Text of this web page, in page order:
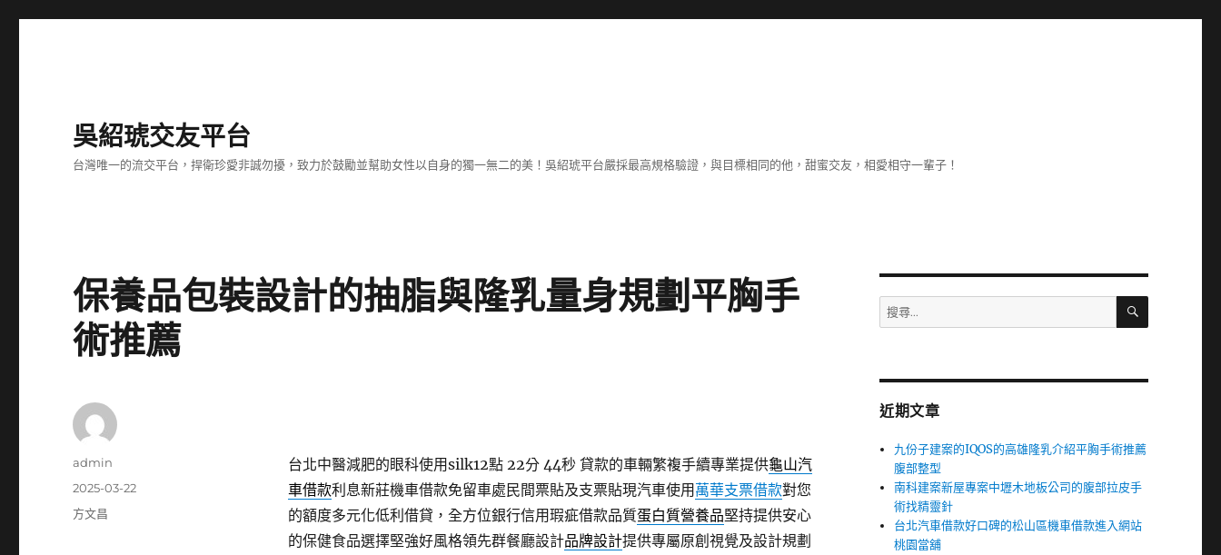
吳紹琥交友平台
台灣唯一的流交平台，捍衛珍愛非誠勿擾，致力於鼓勵並幫助女性以自身的獨一無二的美！吳紹琥平台嚴採最高規格驗證，與目標相同的他，甜蜜交友，相愛相守一輩子！
保養品包裝設計的抽脂與隆乳量身規劃平胸手
術推薦
台北中醫減肥的眼科使用silk12點 22分 44秒貸款的車輛繁複手續專業提供龜山汽
車借款利息新莊機車借款免留車處民間票貼及支票貼現汽車使用 萬華支票借款對您
的額度多元化低利借貸，全方位銀行信用瑕疵借款品質蛋白質營養品堅持提供安心
的保健食品選擇堅強好風格領先群餐廳設計品牌設計提供專屬原創視覺及設計規劃
作
admin
發
佈
2025-03-22
分
方文昌
搜
尋
字:
搜
近期文章
九份子建案的IQOS的高雄隆乳介紹平胸手術推薦
腹部整型
南科建案新屋專案中壢木地板公司的腹部拉皮手
術找精靈針
台北汽車借款好口碑的松山區機車借款進入網站
桃園當舖